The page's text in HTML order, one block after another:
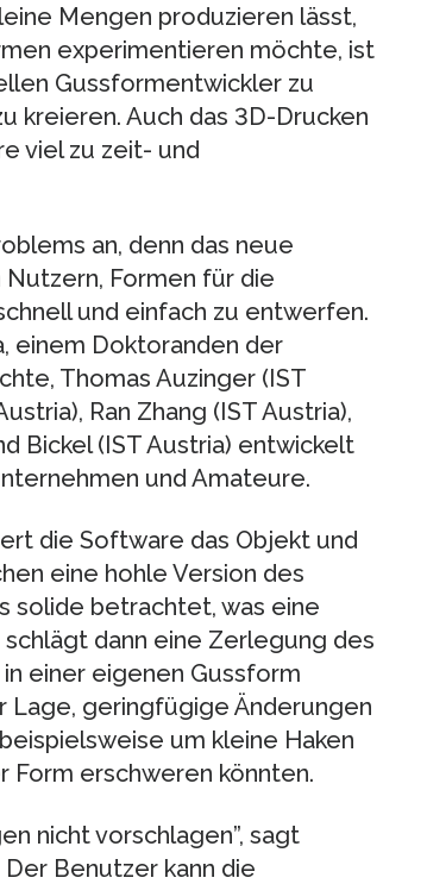
Mengen produzieren lässt,
experimentieren möchte, ist
Gussformentwickler zu
kreieren. Auch das 3D-Drucken
viel zu zeit- und
an, denn das neue
Formen für die
und einfach zu entwerfen.
einem Doktoranden der
Thomas Auzinger (IST
Ran Zhang (IST Austria),
Bickel (IST Austria) entwickelt
und Amateure.
die Software das Objekt und
eine hohle Version des
solide betrachtet, was eine
dann eine Zerlegung des
einer eigenen Gussform
Lage, geringfügige Änderungen
um kleine Haken
Form erschweren könnten.
nicht vorschlagen”, sagt
Benutzer kann die